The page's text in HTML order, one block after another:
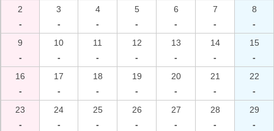
2
-
3
-
4
-
5
-
6
-
7
-
8
-
9
-
10
-
11
-
12
-
13
-
14
-
15
-
16
-
17
-
18
-
19
-
20
-
21
-
22
-
23
-
24
-
25
-
26
-
27
-
28
-
29
-